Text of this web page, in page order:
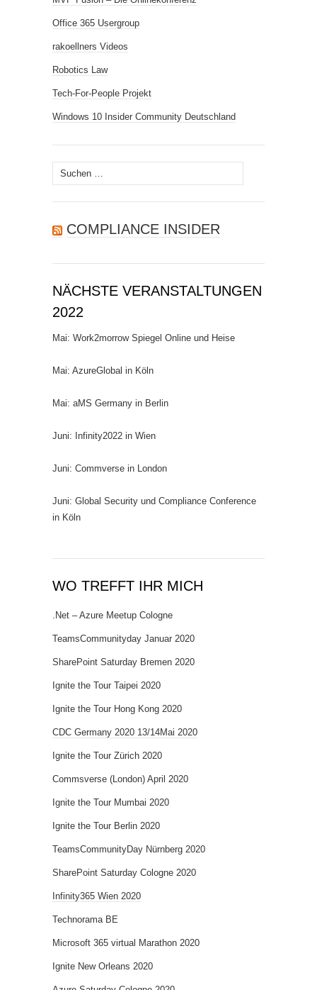
Office 365 Usergroup
rakoellners Videos
Robotics Law
Tech-For-People Projekt
Windows 10 Insider Community Deutschland
Suchen
nach:
COMPLIANCE INSIDER
NÄCHSTE VERANSTALTUNGEN
2022
Mai: Work2morrow Spiegel Online und Heise
Mai: AzureGlobal in Köln
Mai: aMS Germany in Berlin
Juni: Infinity2022 in Wien
Juni: Commverse in London
Juni: Global Security und Compliance Conference
in Köln
WO TREFFT IHR MICH
.Net – Azure Meetup Cologne
TeamsCommunityday Januar 2020
SharePoint Saturday Bremen 2020
Ignite the Tour Taipei 2020
Ignite the Tour Hong Kong 2020
CDC Germany 2020 13/14Mai 2020
Ignite the Tour Zürich 2020
Commsverse (London) April 2020
Ignite the Tour Mumbai 2020
Ignite the Tour Berlin 2020
TeamsCommunityDay Nürnberg 2020
SharePoint Saturday Cologne 2020
Infinity365 Wien 2020
Technorama BE
Microsoft 365 virtual Marathon 2020
Ignite New Orleans 2020